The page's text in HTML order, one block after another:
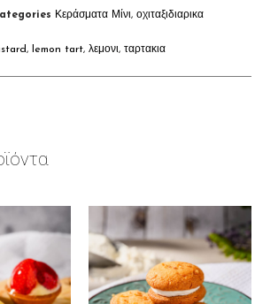
Κεράσματα Μίνι, οχιταξιδιαρικα
, lemon tart, λεμονι, ταρτακια